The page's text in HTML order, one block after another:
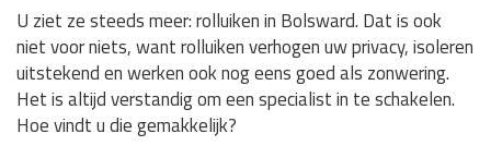
U ziet ze steeds meer: rolluiken in Bolsward. Dat is ook
niet voor niets, want rolluiken verhogen uw privacy, isoleren
uitstekend en werken ook nog eens goed als zonwering.
Het is altijd verstandig om een specialist in te schakelen.
Hoe vindt u die gemakkelijk?